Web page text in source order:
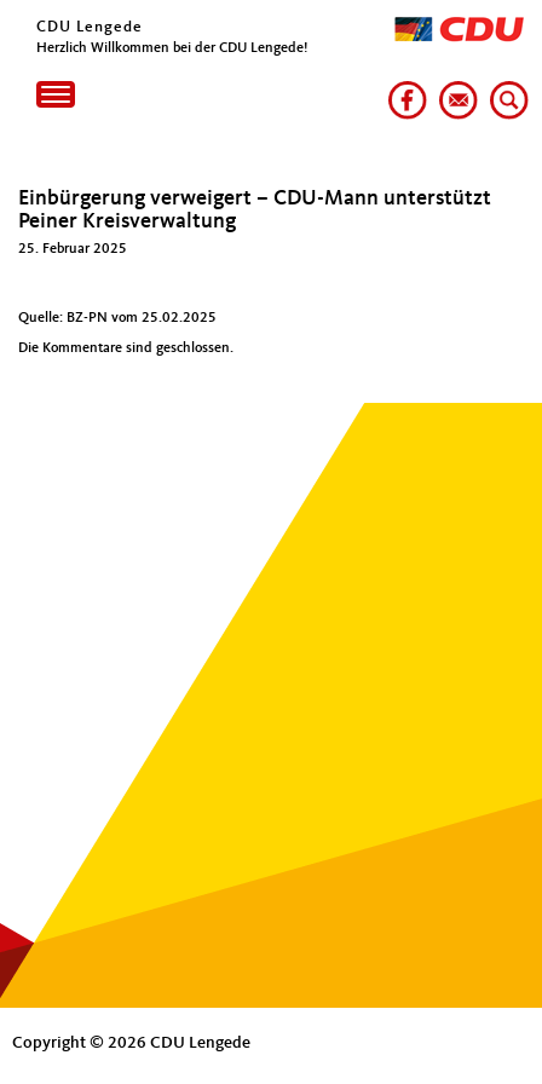
CDU Lengede
Herzlich Willkommen bei der CDU Lengede!
Toggle
navigation
Einbürgerung verweigert – CDU-Mann unterstützt
Peiner Kreisverwaltung
25. Februar 2025
Quelle: BZ-PN vom 25.02.2025
Die Kommentare sind geschlossen.
Copyright © 2026 CDU Lengede